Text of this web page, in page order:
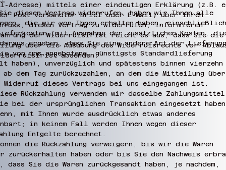
Adresse) mittels einer eindeutigen Erklärung (z.B.
Post versandter Brief oder E-Mail) über Ihren
diesen Vertrag zu widerrufen, informieren.
der Widerrufsfrist reicht es aus, dass Sie die
über die Ausübung des Widerrufsrechts vor
absenden.
Sie diesen Vertrag widerrufen, haben wir Ihnen alle
die wir von Ihnen erhalten haben,
(mit Ausnahme der zusätzlichen Kosten,
ergeben, dass Sie eine andere Art der
von uns angebotene, günstigste Standardlieferung
haben), unverzüglich und spätestens binnen vierzehn
ab dem Tag zurückzuzahlen, an dem die Mitteilung über
Widerruf dieses Vertrags bei uns eingegangen ist.
Rückzahlung verwenden wir dasselbe
bei der ursprünglichen Transaktion eingesetzt
mit Ihnen wurde ausdrücklich etwas anderes
in keinem Fall werden Ihnen wegen dieser
Entgelte berechnet.
die Rückzahlung verweigern, bis wir die Waren
zurückerhalten haben oder bis Sie den Nachweis
dass Sie die Waren zurückgesandt haben, je nachdem,